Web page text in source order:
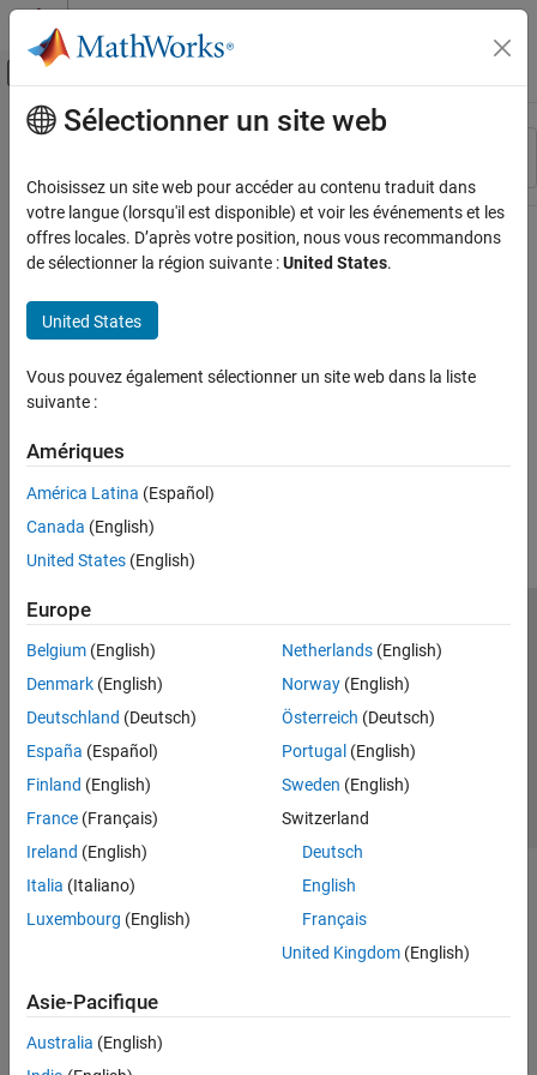
Passer au contenu
Activer/désactiver l'affichage du menu
Ressource
Contenu principal
Sélectionner un site web
Choisissez un site web pour accéder au contenu traduit dans
votre langue (lorsqu'il est disponible) et voir les événements et les
offres locales. D’après votre position, nous vous recommandons
de sélectionner la région suivante :United States.
United States
Vous pouvez également sélectionner un site web dans la liste
suivante :
Amériques
América Latina (Español)
Canada (English)
United States (English)
Europe
Belgium (English)
Denmark (English)
Deutschland (Deutsch)
España (Español)
Finland (English)
France (Français)
Ireland (English)
Italia (Italiano)
Luxembourg (English)
Netherlands(English)
Norway(English)
Österreich (Deutsch)
Portugal (English)
Sweden (English)
Switzerland
Deutsch
English
Français
United Kingdom(English)
Asie-Pacifique
Australia (English)
Lutte anti-piratage
Contacts locaux
© 1994-2026 The MathWorks, Inc.